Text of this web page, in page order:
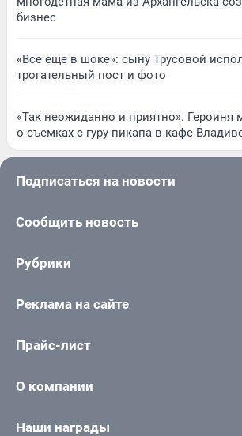
бизнес
«Все еще в шоке»: сыну Трусовой
трогательный пост и фото
«Так неожиданно и приятно».
о съемках с гуру пикапа в кафе
Подписаться на новости
Сообщить новость
Рубрики
Реклама на сайте
Прайс-лист
О компании
Наши награды